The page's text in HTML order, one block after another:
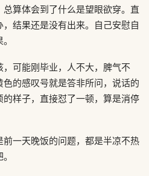
算体会到了什么是望眼欲穿。直
结果还是没有出来。自己安慰自
可能刚毕业，人不大，脾气不
的感叹号就是答非所问，说话的
样子，直接怼了一顿，算是消停
一天晚饭的问题，都是半凉不热